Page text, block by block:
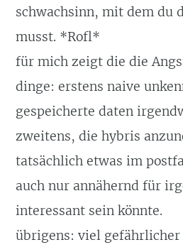
schwachsinn, mit dem du
musst. *Rofl*
für mich zeigt die die
dinge: erstens naive
gespeicherte daten
zweitens, die hybris
tatsächlich etwas im
auch nur annähernd für
interessant sein könnte.
übrigens: viel